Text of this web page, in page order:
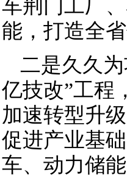
车荆门工厂
能，打造全
二是久久
亿技改”工程
加速转型升
促进产业基
车、动力储